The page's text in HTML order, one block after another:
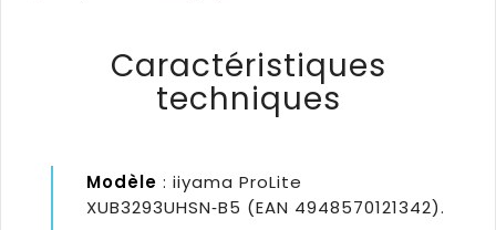
Caractéristiques
techniques
Modèle : iiyama ProLite
XUB3293UHSN‑B5 (EAN 4948570121342).